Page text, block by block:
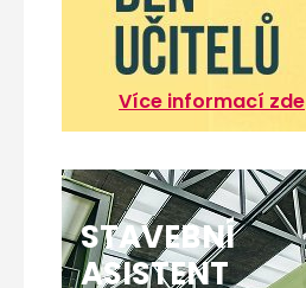
Více informací zde
STAVEBNÍ
ASISTENT